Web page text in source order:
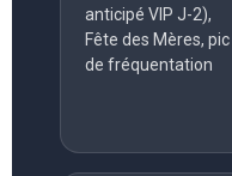
anticipé VIP J-2),
Fête des Mères, pic
de fréquentation